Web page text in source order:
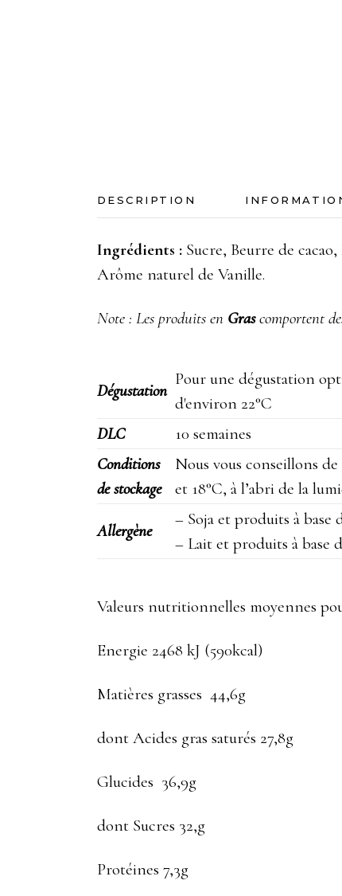
DESCRIPTION
Ingrédients : Sucre, Beurre de cacao,
Arôme naturel de Vanille.
Note : Les produits en Grascomportent
Dégustation
Pour une dégustation
d'environ 22°C
DLC
10 semaines
Conditions
de stockage
Nous vous conseillons
et 18°C, à l’abri de la
Allergène
– Soja et produits à base
– Lait et produits à base
Valeurs nutritionnelles moyennes
Energie 2468 kJ (590kcal)
Matières grasses 44,6g
dont Acides gras saturés 27,8g
Glucides 36,9g
dont Sucres 32,g
Protéines 7,3g